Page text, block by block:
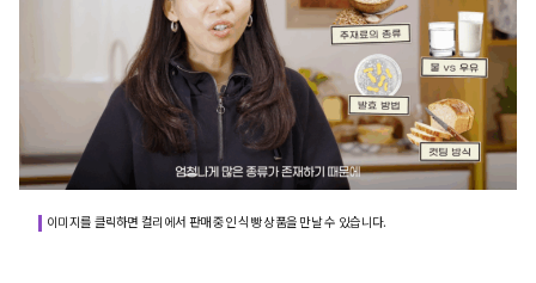
이미지를 클릭하면 컬리에서 판매 중인 식빵 상품을 만날 수 있습니다.